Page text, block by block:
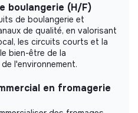
boulangerie (H/F)
de boulangerie et
de qualité, en valorisant
les circuits courts et la
bien-être de la
l'environnement.
en fromagerie